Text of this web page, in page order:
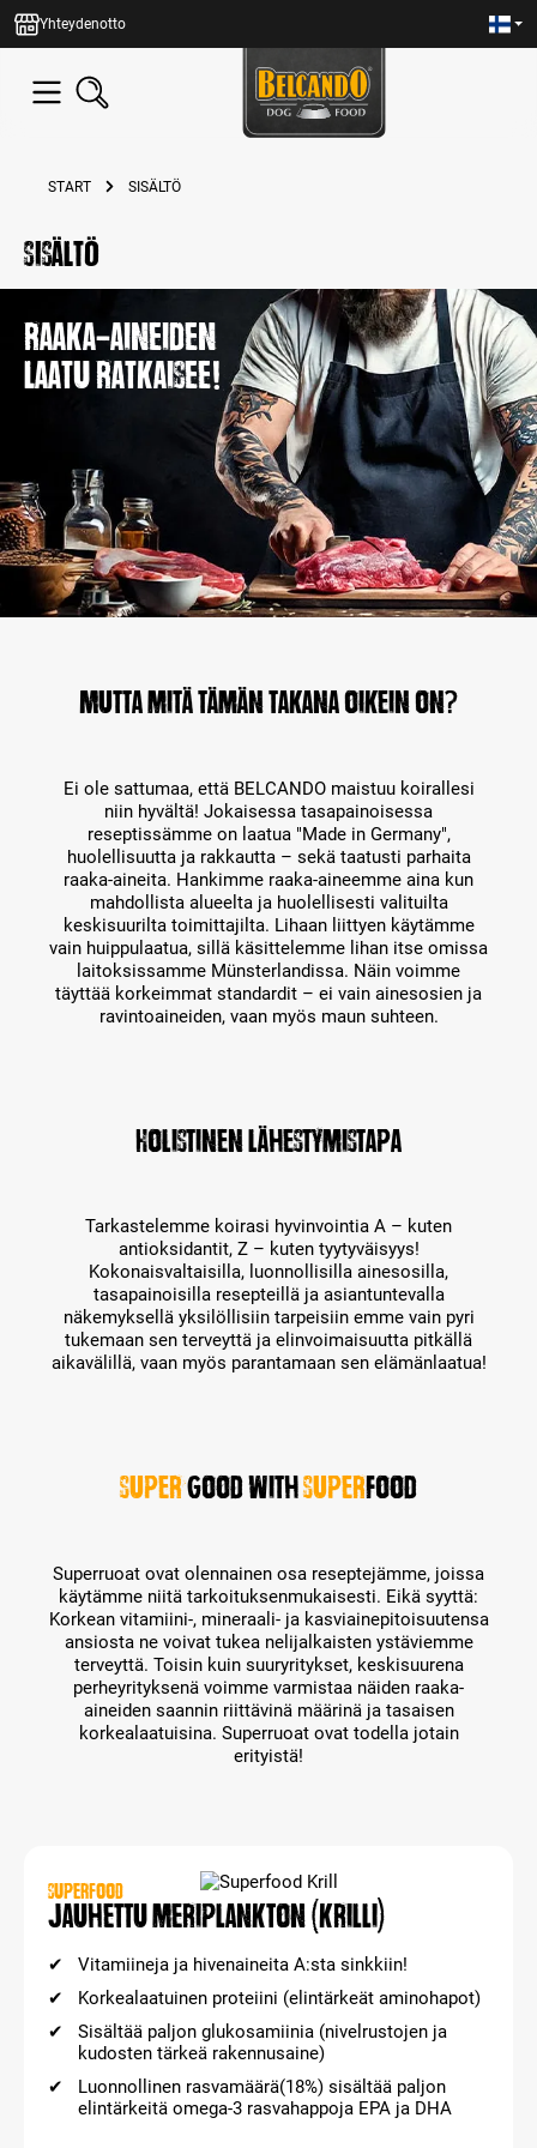
content
Yhteydenotto
START SISÄLTÖ
Sisältö
Raaka-aineiden
laatu ratkaisee!
Mutta mitä tämän takana oikein on?
Ei ole sattumaa, että BELCANDO maistuu koirallesi
niin hyvältä! Jokaisessa tasapainoisessa
reseptissämme on laatua "Made in Germany",
huolellisuutta ja rakkautta – sekä taatusti parhaita
raaka-aineita. Hankimme raaka-aineemme aina kun
mahdollista alueelta ja huolellisesti valituilta
keskisuurilta toimittajilta. Lihaan liittyen käytämme
vain huippulaatua, sillä käsittelemme lihan itse omissa
laitoksissamme Münsterlandissa. Näin voimme
täyttää korkeimmat standardit – ei vain ainesosien ja
ravintoaineiden, vaan myös maun suhteen.
Holistinen lähestymistapa
Tarkastelemme koirasi hyvinvointia A – kuten
antioksidantit, Z – kuten tyytyväisyys!
Kokonaisvaltaisilla, luonnollisilla ainesosilla,
tasapainoisilla resepteillä ja asiantuntevalla
näkemyksellä yksilöllisiin tarpeisiin emme vain pyri
tukemaan sen terveyttä ja elinvoimaisuutta pitkällä
aikavälillä, vaan myös parantamaan sen elämänlaatua!
Supergood withSuperfood
Superruoat ovat olennainen osa reseptejämme, joissa
käytämme niitä tarkoituksenmukaisesti. Eikä syyttä:
Korkean vitamiini-, mineraali- ja kasviainepitoisuutensa
ansiosta ne voivat tukea nelijalkaisten ystäviemme
terveyttä. Toisin kuin suuryritykset, keskisuurena
perheyrityksenä voimme varmistaa näiden raaka-
aineiden saannin riittävinä määrinä ja tasaisen
korkealaatuisina. Superruoat ovat todella jotain
erityistä!
SUPERFOOD
Jauhettu meriplankton (krilli)
Vitamiineja ja hivenaineita A:sta sinkkiin!
Korkealaatuinen proteiini (elintärkeät aminohapot)
Sisältää paljon glukosamiinia (nivelrustojen ja
kudosten tärkeä rakennusaine)
Luonnollinen rasvamäärä(18%) sisältää paljon
elintärkeitä omega-3 rasvahappoja EPA ja DHA